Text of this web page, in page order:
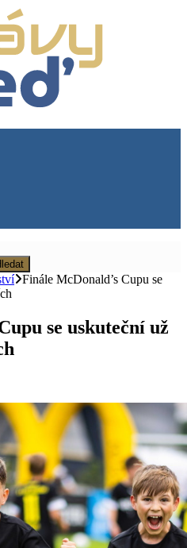
Finále McDonald’s Cupu se
se uskuteční už